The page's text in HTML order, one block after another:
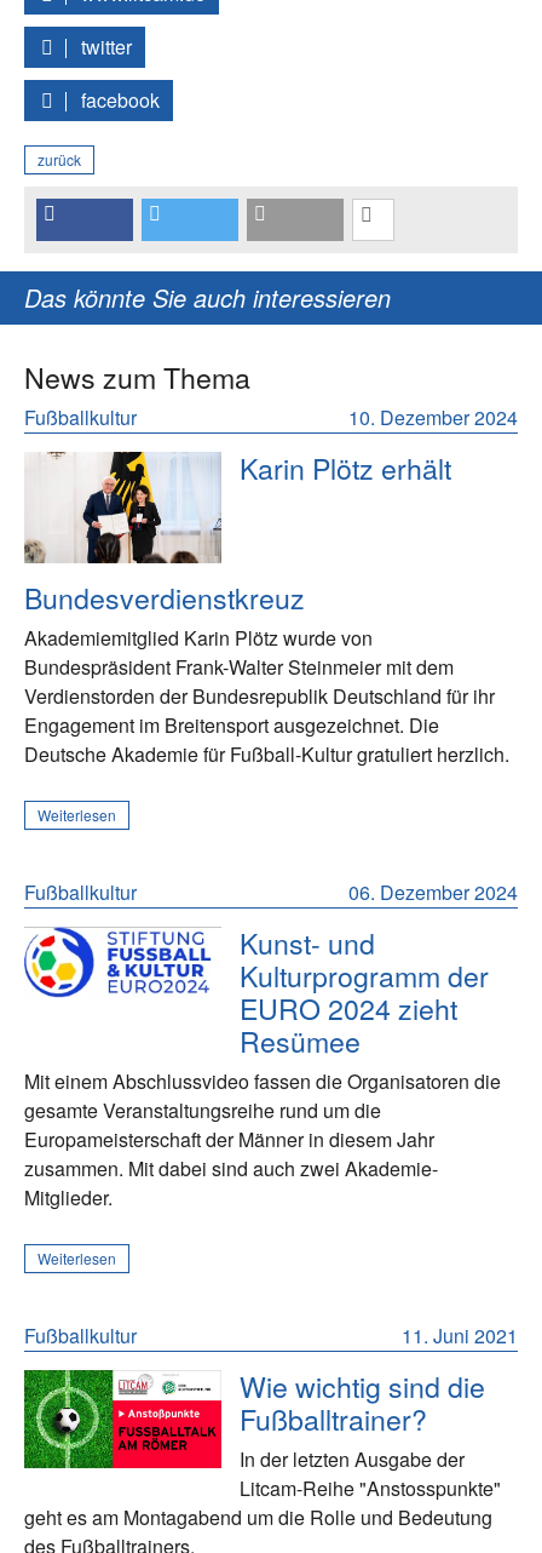
twitter
facebook
zurück
Das könnte Sie auch interessieren
News zum Thema
10. Dezember 2024
Fußballkultur
Karin Plötz erhält
Bundesverdienstkreuz
Akademiemitglied Karin Plötz wurde von
Bundespräsident Frank-Walter Steinmeier mit dem
Verdienstorden der Bundesrepublik Deutschland für ihr
Engagement im Breitensport ausgezeichnet. Die
Deutsche Akademie für Fußball-Kultur gratuliert herzlich.
Weiterlesen
06. Dezember 2024
Fußballkultur
Kunst- und
Kulturprogramm der
EURO 2024 zieht
Resümee
Mit einem Abschlussvideo fassen die Organisatoren die
gesamte Veranstaltungsreihe rund um die
Europameisterschaft der Männer in diesem Jahr
zusammen. Mit dabei sind auch zwei Akademie-
Mitglieder.
Weiterlesen
11. Juni 2021
Fußballkultur
Wie wichtig sind die
Fußballtrainer?
In der letzten Ausgabe der
Litcam-Reihe "Anstosspunkte"
geht es am Montagabend um die Rolle und Bedeutung
des Fußballtrainers.